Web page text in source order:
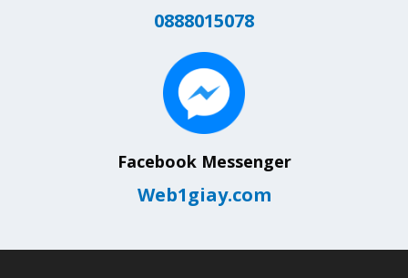
0888015078
Facebook Messenger
Web1giay.com